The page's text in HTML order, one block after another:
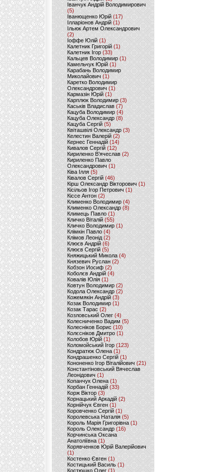
Іванчук Андрій Володимирович
(5)
Іванющенко Юрій (17)
Ілларіонов Андрій (1)
Ільюк Артем Олександрович
(2)
Іоффе Юлій (1)
Калетник Григорій(1)
Калетник Ігор (33)
Кальцев Володимир(1)
Камельчук Юрій (1)
Карабань Володимир
Миколайович (1)
Каретко Володимир
Олександрович (1)
Кармазін Юрій(1)
Карплюк Володимир(3)
Каськів Владислав (7)
Кацуба Володимир (4)
Кацуба Олександр (8)
Кацуба Сергій (5)
Квіташвілі Олександр(3)
Келестин Валерій(2)
Кернес Геннадій (14)
Кивалов Сергій (12)
Кириленко В’ячеслав (2)
Кириленко Павло
Олександрович (1)
Ківа Ілля (5)
Ківалов Сергій(46)
Кірш Олександр Вікторович (1)
Кісільов Ігор Петрович (1)
Кіссе Антон (2)
Клименко Володимир(4)
Клименко Олександр (8)
Климець Павло (1)
Кличко Віталій(55)
Кличко Володимир (1)
Клімкін Павло (4)
Клімов Леонід(2)
Клюєв Андрій(6)
Клюєв Сергій (5)
Княжицький Микола(4)
Князевич Руслан (2)
Кобзон Иосиф(2)
Коболєв Андрій (4)
Ковалів Юлія(1)
Ковтун Володимир (2)
Кодола Олександр (2)
Кожемякін Андрій (3)
Козак Володимир (1)
Козак Тарас (2)
Козловський Олег(4)
Колесниченко Вадим (5)
Колесніков Борис (10)
Колєсніков Дмитро (1)
Колобов Юрій (1)
Коломойський Ігор (123)
Кондратюк Олена(1)
Кондрашенко Сергій (1)
Кононенко Ігор Віталійович (21)
Константіновський Вячеслав
Леонідович (1)
Копанчук Олена (1)
Корбан Геннадій (33)
Корж Віктор (3)
Корнацький Аркадій (2)
Корнійчук Євген (1)
Коровченко Сергій (1)
Королевська Наталія(5)
Король Марія Григорівна (1)
Король Олександр (16)
Корчинська Оксана
Анатоліївна (1)
Корявченков Юрій Валерійович
(1)
Костенко Євген (1)
Костицький Василь (1)
Костюшко Олег (1)